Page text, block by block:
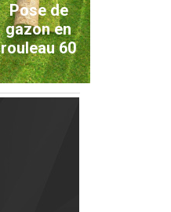
Pose de
gazon en
rouleau 60